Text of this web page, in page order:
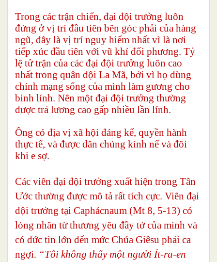
Trong các trận chiến, đại đội trưởng luôn
đứng ở vị trí đầu tiên bên góc phải của hàng
ngũ, đây là vị trí nguy hiểm nhất vì là nơi
tiếp xúc đầu tiên với vũ khí đối phương. Tỷ
lệ tử trận của các đại đội trưởng luôn cao
nhất trong quân đội La Mã, bởi vì họ dùng
chính mạng sống của mình làm gương cho
binh lính. Nên một đại đội trưởng thường
được trả lương cao gấp nhiều lần lính.
Ông có địa vị xã hội đáng kể, quyền hành
thực tế, và được dân chúng kính nể và đôi
khi e sợ.
Các viên đại đội trưởng xuất hiện trong Tân
Ước thường được mô tả rất tích cực. Viên đại
đội trưởng tại Caphácnaum (Mt 8, 5-13) có
lòng nhân từ thương yêu đầy tớ của mình và
có đức tin lớn đến mức Chúa Giêsu phải ca
ngợi. “Tôi không thấy một người Ít-ra-en